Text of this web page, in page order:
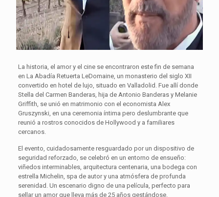
La historia, el amor y el cine se encontraron este fin de semana
en La Abadía Retuerta LeDomaine, un monasterio del siglo XII
convertido en hotel de lujo, situado en Valladolid. Fue allí donde
Stella del Carmen Banderas, hija de Antonio Banderas y Melanie
Griffith, se unió en matrimonio con el economista Alex
Gruszynski, en una ceremonia íntima pero deslumbrante que
reunió a rostros conocidos de Hollywood y a familiares
cercanos.
El evento, cuidadosamente resguardado por un dispositivo de
seguridad reforzado, se celebró en un entorno de ensueño:
viñedos interminables, arquitectura centenaria, una bodega con
estrella Michelin, spa de autor y una atmósfera de profunda
serenidad. Un escenario digno de una película, perfecto para
sellar un amor que lleva más de 25 años gestándose.